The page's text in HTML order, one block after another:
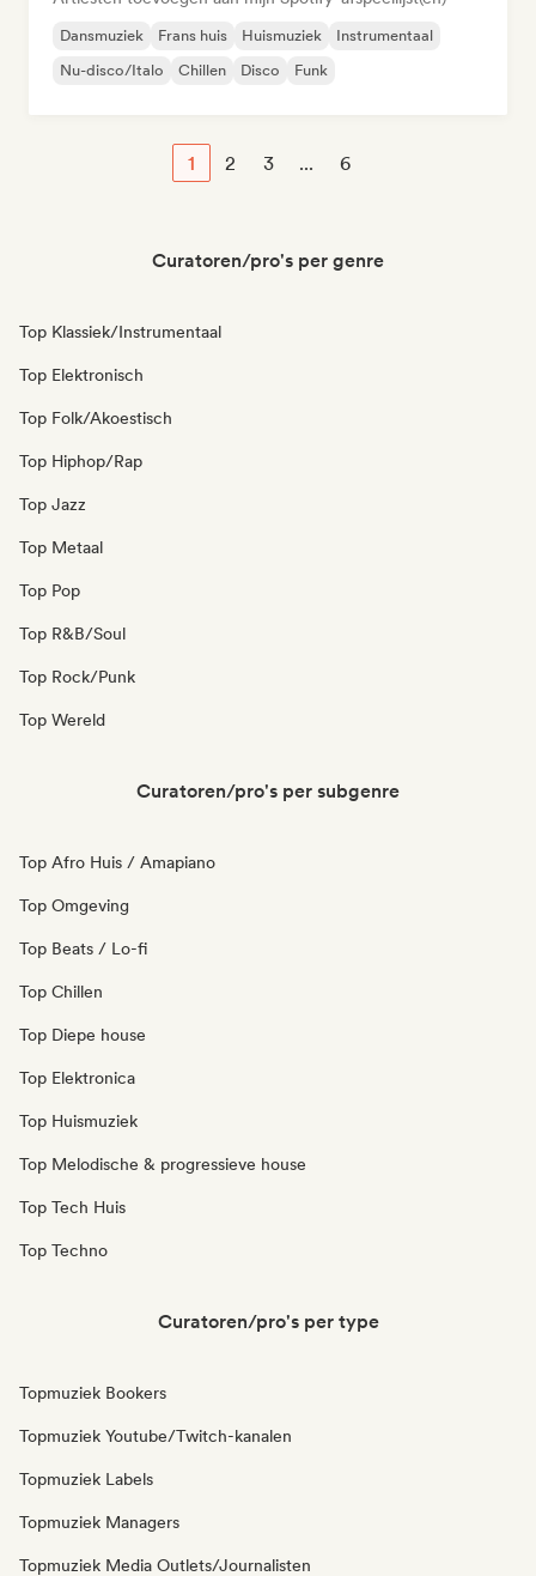
Dansmuziek Frans huis Huismuziek
Instrumentaal
Nu-disco/Italo
Chillen Disco Funk
1 2 3 ... 6
Curatoren/pro's per genre
Top Klassiek/Instrumentaal
Top Elektronisch
Top Folk/Akoestisch
Top Hiphop/Rap
Top Jazz
Top Metaal
Top Pop
Top R&B/Soul
Top Rock/Punk
Top Wereld
Curatoren/pro's per subgenre
Top Afro Huis / Amapiano
Top Omgeving
Top Beats / Lo-fi
Top Chillen
Top Diepe house
Top Elektronica
Top Huismuziek
Top Melodische & progressieve house
Top Tech Huis
Top Techno
Curatoren/pro's per type
Topmuziek Bookers
Topmuziek Youtube/Twitch-kanalen
Topmuziek Labels
Topmuziek Managers
Topmuziek Media Outlets/Journalisten